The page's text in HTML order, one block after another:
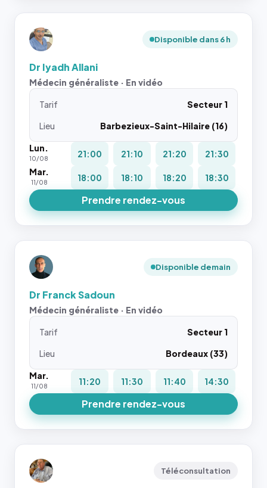
Disponible dans 6 h
Dr Iyadh Allani
Médecin généraliste · En vidéo
Tarif
Secteur 1
Lieu
Barbezieux-Saint-Hilaire (16)
Lun.
10/08 21:00 21:10 21:20
21:30
Mar.
11/08 18:00 18:10 18:20 18:30
Prendre rendez-vous
Disponible demain
Dr Franck Sadoun
Médecin généraliste · En vidéo
Tarif
Secteur 1
Lieu
Bordeaux (33)
Mar.
11/08 11:20 11:30 11:40 14:30
Prendre rendez-vous
Téléconsultation